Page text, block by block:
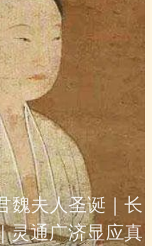
魏夫人圣诞｜长
灵通广济显应真